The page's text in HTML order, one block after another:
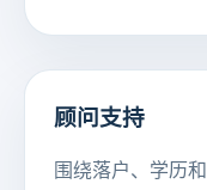
顾问支持
围绕落户、学历